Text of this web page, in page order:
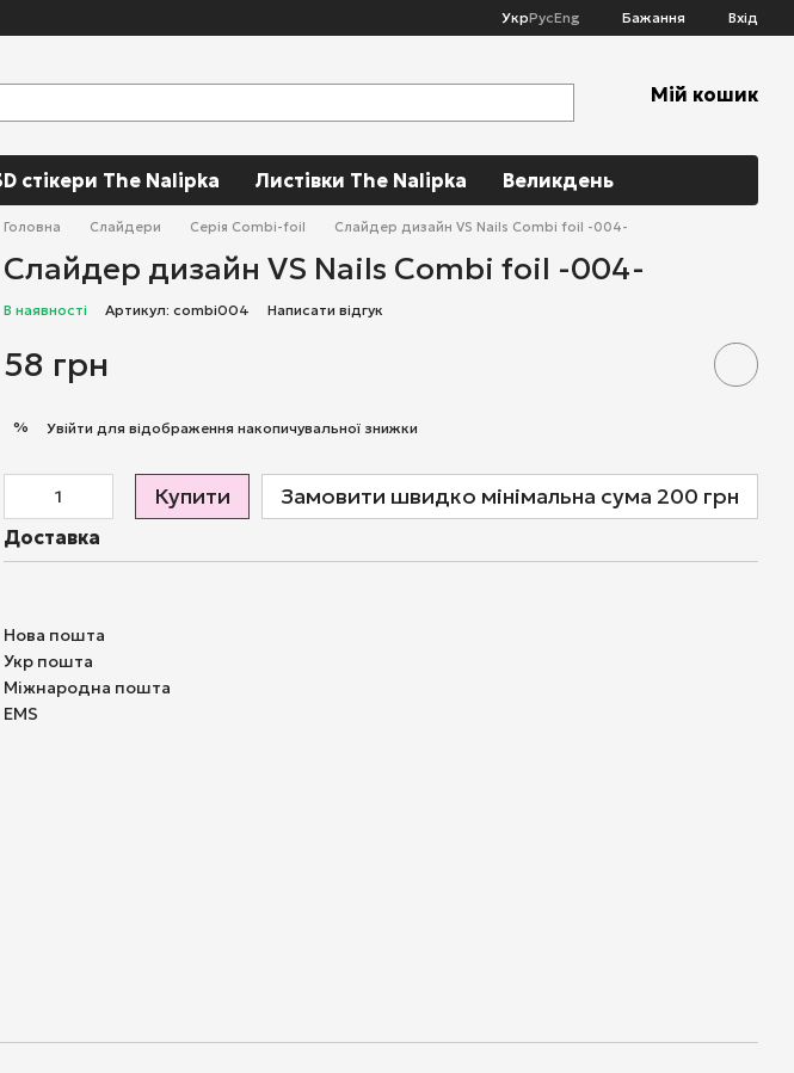
УкрРусEng Бажання Вхід
Мій кошик
стікери The Nalipka Листівки The Nalipka Великдень
Головна Слайдери Серія Combi-foil Слайдер дизайн VS Nails Combi foil -004-
Слайдер дизайн VS Nails Combi foil -004-
В наявності Артикул: combi004 Написати відгук
58 грн
% Увійти для відображення накопичувальної знижки
Купити Замовити швидко мінімальна сума 200 грн
Доставка
Нова пошта
Укр пошта
Міжнародна пошта
EMS